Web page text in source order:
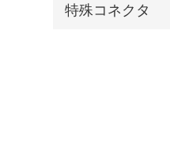
特殊コネクタ